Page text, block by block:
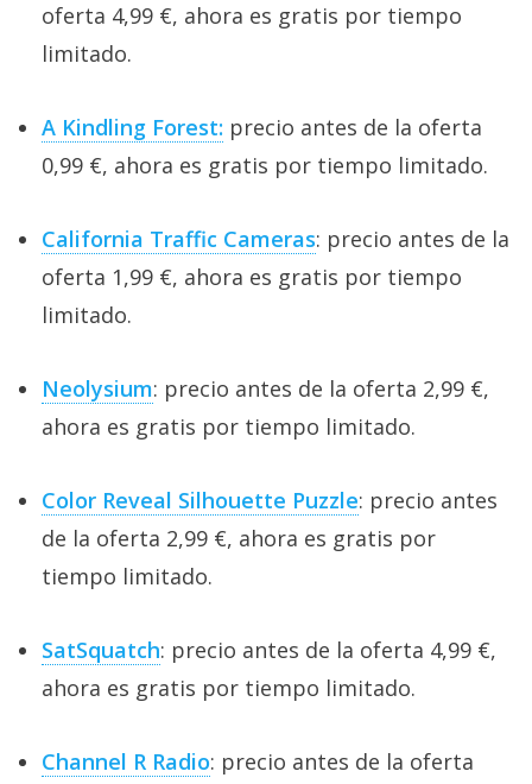
oferta 4,99 €, ahora es gratis por tiempo
limitado.
A Kindling Forest: precio antes de la oferta
0,99 €, ahora es gratis por tiempo limitado.
California Traffic Cameras: precio antes de la
oferta 1,99 €, ahora es gratis por tiempo
limitado.
Neolysium: precio antes de la oferta 2,99 €,
ahora es gratis por tiempo limitado.
Color Reveal Silhouette Puzzle: precio antes
de la oferta 2,99 €, ahora es gratis por
tiempo limitado.
SatSquatch: precio antes de la oferta 4,99 €,
ahora es gratis por tiempo limitado.
Channel R Radio: precio antes de la oferta